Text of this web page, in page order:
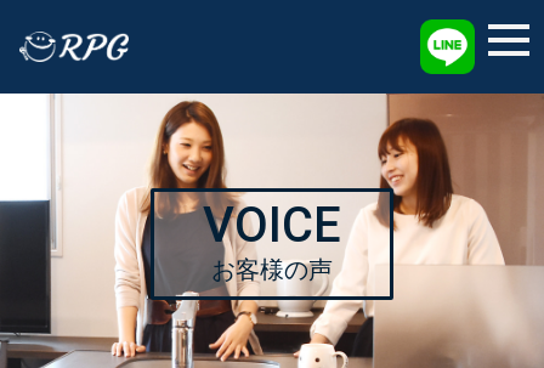
VOICE
お客様の声